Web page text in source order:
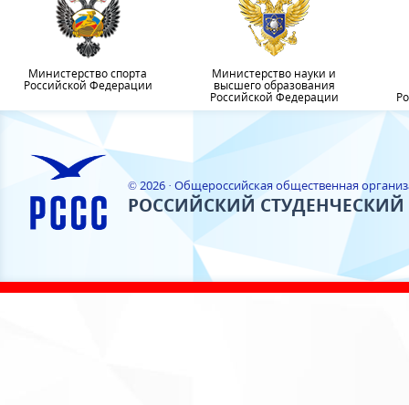
Министерство спорта
Российской Федерации
Министерство науки и
высшего образования
Российской Федерации
© 2026 · Общероссийская общественная
РОССИЙСКИЙ